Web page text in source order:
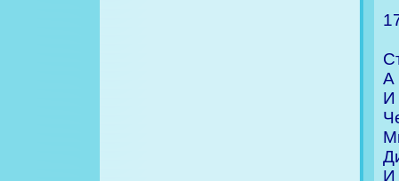
А
И
И